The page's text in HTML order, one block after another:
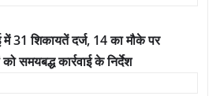
31 शिकायतें दर्ज, 14 का मौके पर
समयबद्ध कार्रवाई के निर्देश